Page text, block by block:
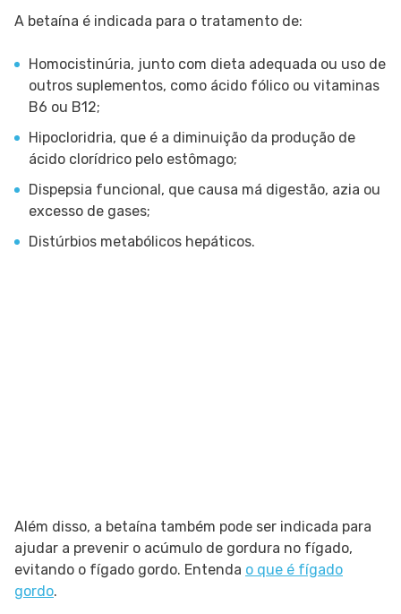
A betaína é indicada para o tratamento de:
Homocistinúria, junto com dieta adequada ou uso de
outros suplementos, como ácido fólico ou vitaminas
B6 ou B12;
Hipocloridria, que é a diminuição da produção de
ácido clorídrico pelo estômago;
Dispepsia funcional, que causa má digestão, azia ou
excesso de gases;
Distúrbios metabólicos hepáticos.
Além disso, a betaína também pode ser indicada para
ajudar a prevenir o acúmulo de gordura no fígado,
evitando o fígado gordo. Entenda o que é fígado
gordo.